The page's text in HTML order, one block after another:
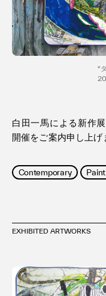
プライバシ−ポ
運営会社
お問い合わせ
“
白田一馬による新作
開催をご案内申し上げ
Contemporary
EXHIBITED ARTWORKS